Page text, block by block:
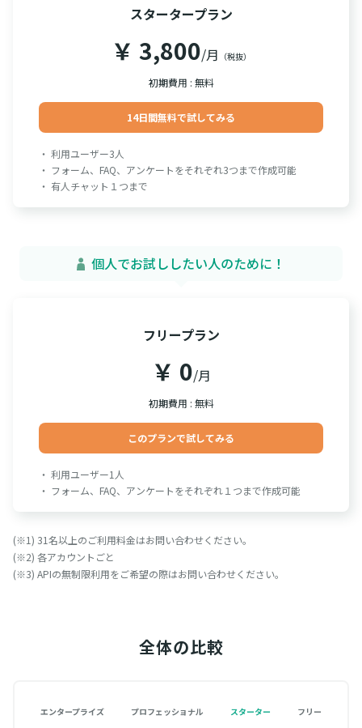
スタータープラン
￥ 3,800/月 （税抜）
初期費用 : 無料
14日間無料で試してみる
・ 利用ユーザー3人
・ フォーム、FAQ、アンケートをそれぞれ3つまで作成可能
・ 有人チャット１つまで
個人でお試ししたい人のために！
フリープラン
￥ 0/月
初期費用 : 無料
このプランで試してみる
・ 利用ユーザー1人
・ フォーム、FAQ、アンケートをそれぞれ１つまで作成可能
(※1) 31名以上のご利用料金はお問い合わせください。
(※2) 各アカウントごと
(※3) APIの無制限利用をご希望の際はお問い合わせください。
全体の比較
エンタープライズ プロフェッショナル スターター フリー